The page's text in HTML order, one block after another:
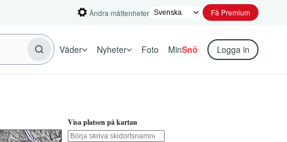
Ändra måttenheter Få Premium
Väder Nyheter Foto MinSnö Logga in
Visa platsen på kartan